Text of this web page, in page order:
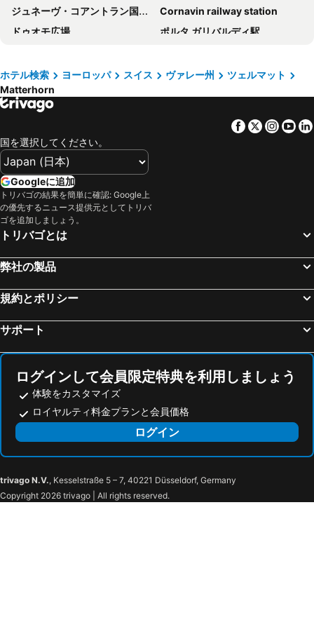
Le Petit CHARME-INN
アルペンホテル フルール ドゥ ツェルマット
ホテル クライン マッターホルン ランダ
Hotel Porta Cervino
Hotel Cheminee
ホテル エリート ツェルマット
Alpen Resort & Spa
Hotel Ambassador Zermatt
la couronne Hotel & Spa
Riffelalp Resort 2222m
Hotel Schwarzsee
ヴァリザーホフ
Hotel ZERMAMA Zermatt
SCHLOSS Zermatt
Alex Alpine Resort - Spa & Sports
ツェルマット バジェット ルームズ
ホテル トゥーリング ツェルマット
Alpine Hotel Perren
Hotiday Room Collection - Cervinia
Hotel Principe delle Nevi
Hotel Baita Cretaz
Hotel Mon Reve
メウブレ フルゲン
ホテル エウロパ
Silvana Mountain Hotel
Art Hotel Grivola
Hotel Perruquet
Hotel Meuble' Joli
Hotel Breuil
Chateau des Dames
Francois Boutique Rooms - Matterhorn Retreat & SPA in Cervinia
Hotel Serenella
Hotel Meynet
モダン ルームズ バイ テッシャーホフ
ジュネーヴ・コアントラン国際空港
Cornavin railway station
ドゥオモ広場
ポルタ ガリバルディ駅
Silvio Berlusconi Milan Malpensa Airport
Station Interlaken West
Cadorna – Triennale Metro Station
Milano Certosa
Stazione di Bergamo
Palais des Nations
ルツェルン湖
バーゼル・ミュールーズ・フライブルグ国際空港
ベルン旧市街
Bergamo Città Alta
Duomo Metro Station
San Babila
Gare d'Annecy
Porta Venezia
Mediolanum Forum
旧市街
Caiazzo Metro Station
Wengen Bahnhof
Gare de Grenoble
Lotto - Fieramilanocity Metro Station
Hauptbahnhof Luzern
サンタ・マリア・デッレ・グラツィエ教会
Museo del Duomo di Milano
Matterhorn
Cervino Cinemountain
Matterhorn Glacier Paradise
Lago Blu
Horu Trophy
Wolli in the village
ホテル検索 ヨーロッパ スイス ヴァレー州
ツェルマット
Matterhorn
Facebook
Twitter
国を選択してください。
Googleに追加
トリバゴの結果を簡単に確認: Google上
の優先するニュース提供元としてトリバ
ゴを追加しましょう。
トリバゴとは
弊社の製品
規約とポリシー
サポート
ログインして会員限定特典を利用しましょう
体験をカスタマイズ
ロイヤルティ料金プランと会員価格
ログイン
trivago N.V., Kesselstraße 5 – 7, 40221 Düsseldorf, Germany
Copyright 2026 trivago | All rights reserved.